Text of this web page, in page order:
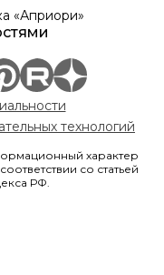
«Априори»
технологий
характер
со статьей
РФ.